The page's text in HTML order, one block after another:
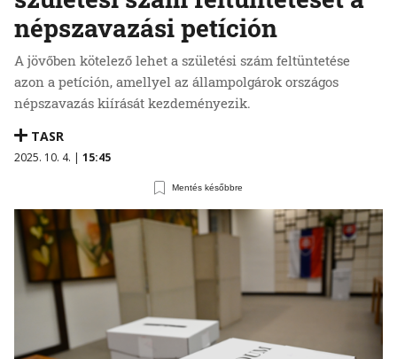
népszavazási petíción
A jövőben kötelező lehet a születési szám feltüntetése
azon a petíción, amellyel az állampolgárok országos
népszavazás kiírását kezdeményezik.
TASR
2025. 10. 4. | 15:45
Mentés későbbre